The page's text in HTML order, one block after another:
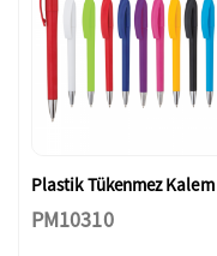
Plastik Tükenmez Kalem
PM10310